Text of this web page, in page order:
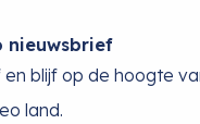
nieuwsbrief
blijf op de hoogte
land.